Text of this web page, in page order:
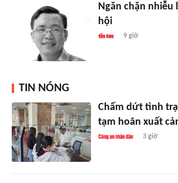
Ngăn chặn nhiễu
hội
9 giờ
TIN NÓNG
Chấm dứt tình
tạm hoãn xuất
3 giờ